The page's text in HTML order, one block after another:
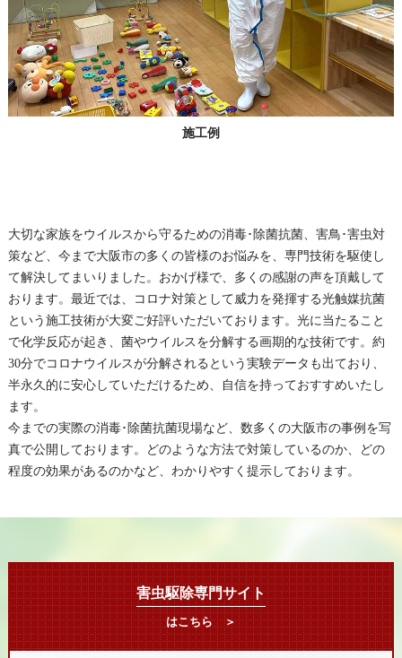
施工例
大切な家族をウイルスから守るための消毒･除菌抗菌、害鳥･害虫対
策など、今まで大阪市の多くの皆様のお悩みを、専門技術を駆使し
て解決してまいりました。おかげ様で、多くの感謝の声を頂戴して
おります。最近では、コロナ対策として威力を発揮する光触媒抗菌
という施工技術が大変ご好評いただいております。光に当たること
で化学反応が起き、菌やウイルスを分解する画期的な技術です。約
30分でコロナウイルスが分解されるという実験データも出ており、
半永久的に安心していただけるため、自信を持っておすすめいたし
ます。
今までの実際の消毒･除菌抗菌現場など、数多くの大阪市の事例を写
真で公開しております。どのような方法で対策しているのか、どの
程度の効果があるのかなど、わかりやすく提示しております。
害虫駆除専門サイト
はこちら ＞